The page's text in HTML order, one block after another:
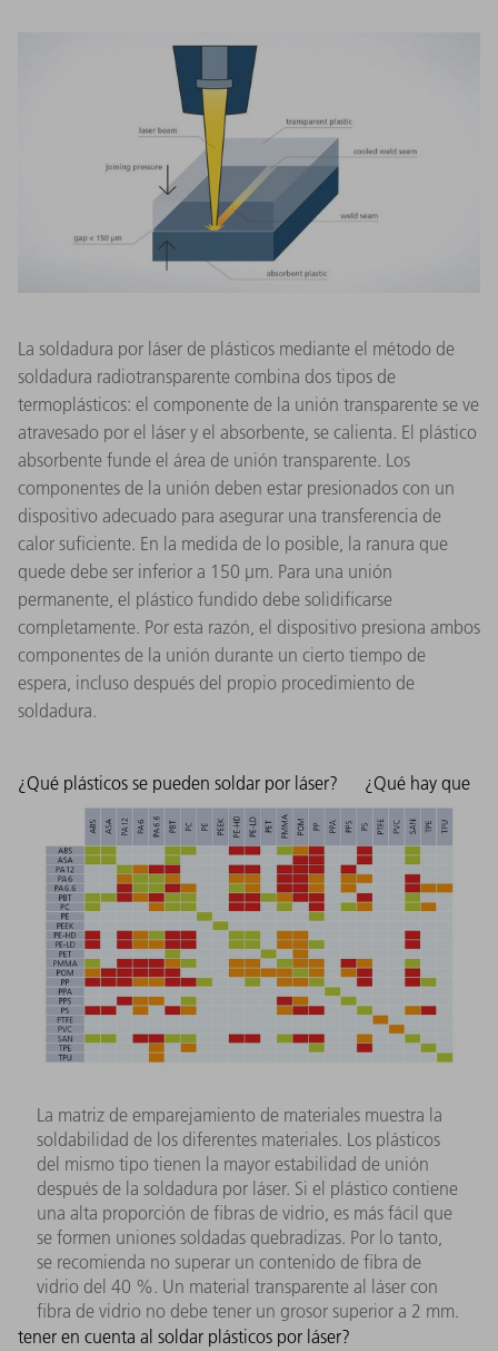
La soldadura por láser de plásticos mediante el método de
soldadura radiotransparente combina dos tipos de
termoplásticos: el componente de la unión transparente se ve
atravesado por el láser y el absorbente, se calienta. El plástico
absorbente funde el área de unión transparente. Los
componentes de la unión deben estar presionados con un
dispositivo adecuado para asegurar una transferencia de
calor suficiente. En la medida de lo posible, la ranura que
quede debe ser inferior a 150 μm. Para una unión
permanente, el plástico fundido debe solidificarse
completamente. Por esta razón, el dispositivo presiona ambos
componentes de la unión durante un cierto tiempo de
espera, incluso después del propio procedimiento de
soldadura.
¿Qué plásticos se pueden soldar por láser?
La matriz de emparejamiento de materiales muestra la
soldabilidad de los diferentes materiales. Los plásticos
del mismo tipo tienen la mayor estabilidad de unión
después de la soldadura por láser. Si el plástico contiene
una alta proporción de fibras de vidrio, es más fácil que
se formen uniones soldadas quebradizas. Por lo tanto,
se recomienda no superar un contenido de fibra de
vidrio del 40 %. Un material transparente al láser con
fibra de vidrio no debe tener un grosor superior a 2 mm.
¿Qué hay que
tener en cuenta al soldar plásticos por láser?